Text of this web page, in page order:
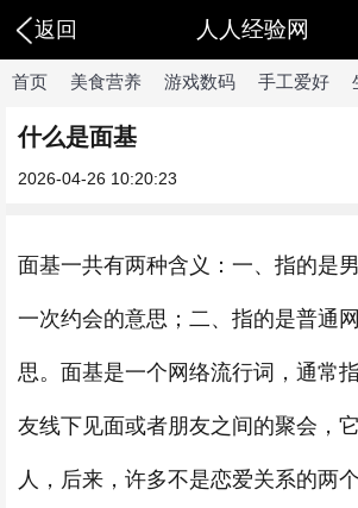
返回 人人经验网
首页 美食营养 游戏数码 手工爱好
什么是面基
2026-04-26 10:20:23
面基一共有两种含义：一、指的是
一次约会的意思；二、指的是普通
思。面基是一个网络流行词，通常
友线下见面或者朋友之间的聚会，
人，后来，许多不是恋爱关系的两